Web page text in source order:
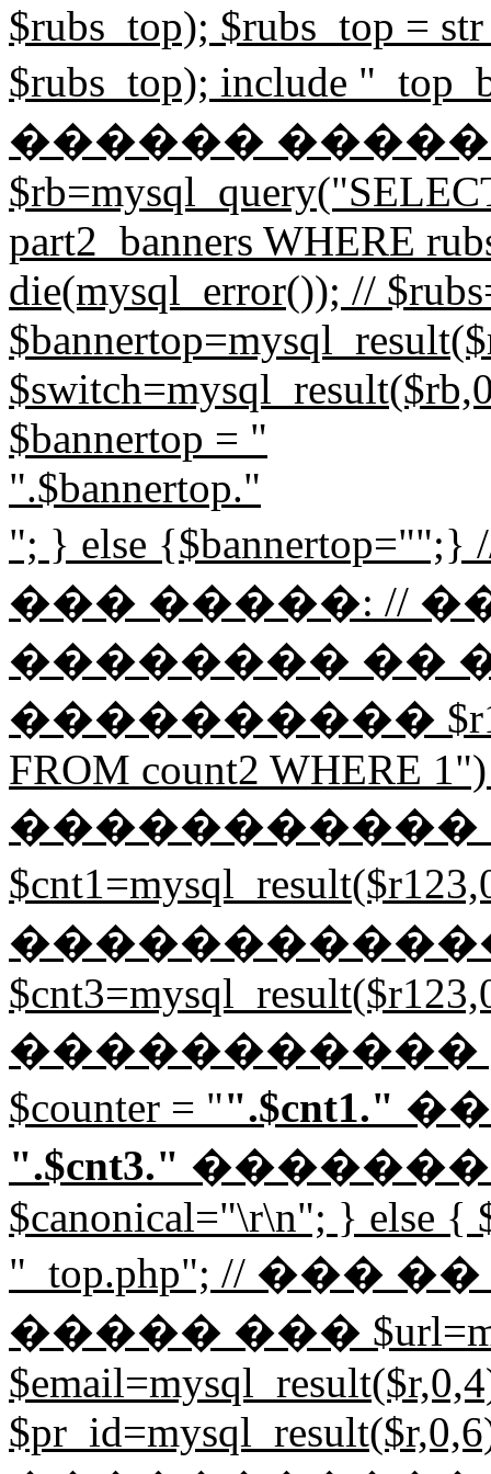
$rubs_top); $rubs_top =
$rubs_top); include
������
part2_banners WHERE
die(mysql_error()); //
$bannertop = "
".$bannertop."
"; } else
��� �����: //
�������� ��
����������
FROM count2 WHERE
�����������
�����������
$counter = "".$cnt1."
".$cnt3."
$canonical="\r\n"; } else {
"_top.php"; // ���
����� ���